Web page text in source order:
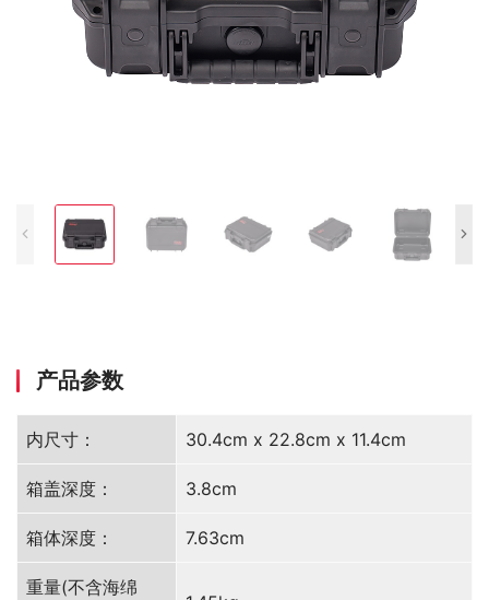
产品参数
内尺寸： 30.4cm x 22.8cm x 11.4cm
箱盖深度： 3.8cm
箱体深度： 7.63cm
重量(不含海绵